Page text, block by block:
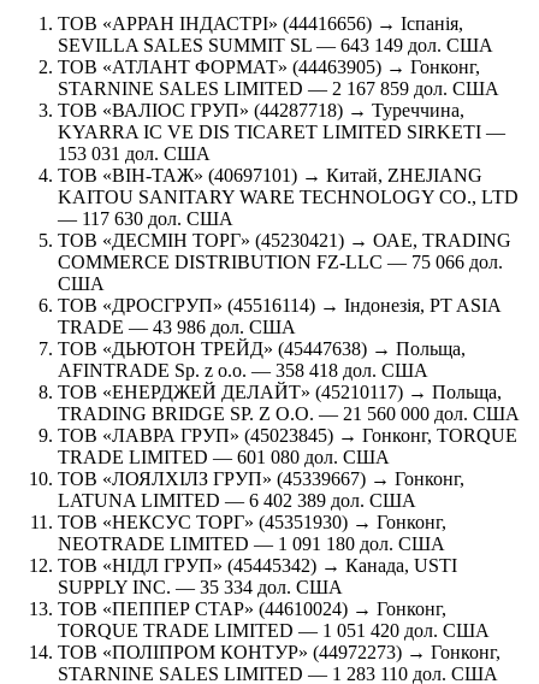
ТОВ «АРРАН ІНДАСТРІ» (44416656) → Іспанія,
SEVILLA SALES SUMMIT SL — 643 149 дол. США
ТОВ «АТЛАНТ ФОРМАТ» (44463905) → Гонконг,
STARNINE SALES LIMITED — 2 167 859 дол. США
ТОВ «ВАЛІОС ГРУП» (44287718) → Туреччина,
KYARRA IC VE DIS TICARET LIMITED SIRKETI —
153 031 дол. США
ТОВ «ВІН-ТАЖ» (40697101) → Китай, ZHEJIANG
KAITOU SANITARY WARE TECHNOLOGY CO., LTD
— 117 630 дол. США
ТОВ «ДЕСМІН ТОРГ» (45230421) → ОАЕ, TRADING
COMMERCE DISTRIBUTION FZ-LLC — 75 066 дол.
США
ТОВ «ДРОСГРУП» (45516114) → Індонезія, PT ASIA
TRADE — 43 986 дол. США
ТОВ «ДЬЮТОН ТРЕЙД» (45447638) → Польща,
AFINTRADE Sp. z o.o. — 358 418 дол. США
ТОВ «ЕНЕРДЖЕЙ ДЕЛАЙТ» (45210117) → Польща,
TRADING BRIDGE SP. Z O.O. — 21 560 000 дол. США
ТОВ «ЛАВРА ГРУП» (45023845) → Гонконг, TORQUE
TRADE LIMITED — 601 080 дол. США
ТОВ «ЛОЯЛХІЛЗ ГРУП» (45339667) → Гонконг,
LATUNA LIMITED — 6 402 389 дол. США
ТОВ «НЕКСУС ТОРГ» (45351930) → Гонконг,
NEOTRADE LIMITED — 1 091 180 дол. США
ТОВ «НІДЛ ГРУП» (45445342) → Канада, USTI
SUPPLY INC. — 35 334 дол. США
ТОВ «ПЕППЕР СТАР» (44610024) → Гонконг,
TORQUE TRADE LIMITED — 1 051 420 дол. США
ТОВ «ПОЛІПРОМ КОНТУР» (44972273) → Гонконг,
STARNINE SALES LIMITED — 1 283 110 дол. США